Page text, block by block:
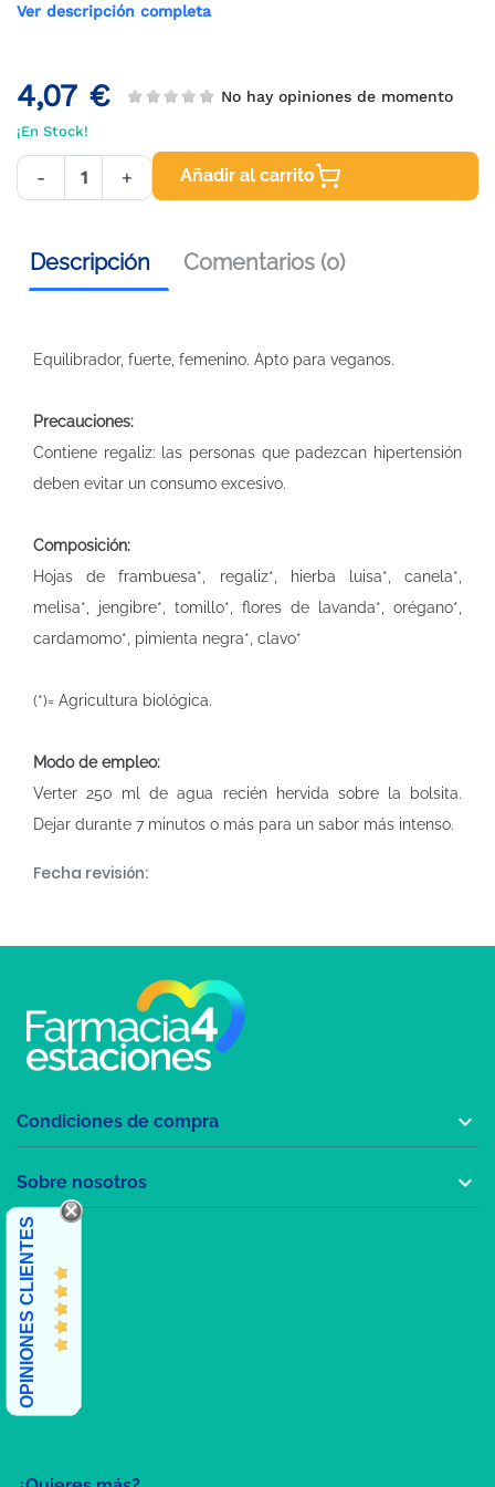
Ver descripción completa
4,07 € No hay opiniones de momento
¡En Stock!
- + Añadir al carrito
Descripción Comentarios (0)
Equilibrador, fuerte, femenino. Apto para veganos.
Precauciones:
Contiene regaliz: las personas que padezcan hipertensión
deben evitar un consumo excesivo.
Composición:
Hojas de frambuesa*, regaliz*, hierba luisa*, canela*,
melisa*, jengibre*, tomillo*, flores de lavanda*, orégano*,
cardamomo*, pimienta negra*, clavo*
(*)= Agricultura biológica.
Modo de empleo:
Verter 250 ml de agua recién hervida sobre la bolsita.
Dejar durante 7 minutos o más para un sabor más intenso.
Fecha revisión:
Condiciones de compra 
Sobre nosotros 
OPINIONES CLIENTES